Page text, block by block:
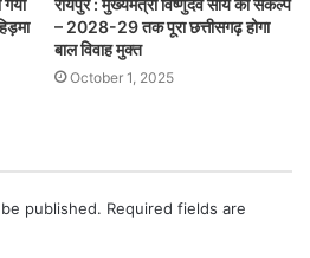
– 2028-29 तक पूरा छत्तीसगढ़ होगा
बाल विवाह मुक्त
October 1, 2025
published. Required fields are